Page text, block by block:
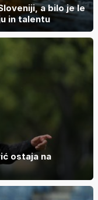
a bilo je le
in talentu
ostaja na